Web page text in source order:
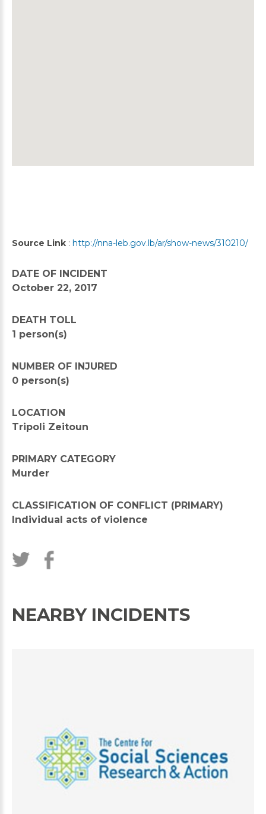
Source Link : http://nna-leb.gov.lb/ar/show-news/310210/
DATE OF INCIDENT
October 22, 2017
DEATH TOLL
1 person(s)
NUMBER OF INJURED
0 person(s)
LOCATION
Tripoli Zeitoun
PRIMARY CATEGORY
Murder
CLASSIFICATION OF CONFLICT (PRIMARY)
Individual acts of violence
NEARBY INCIDENTS